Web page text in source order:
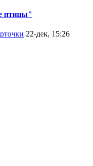
птицы"
22-дек, 15:26